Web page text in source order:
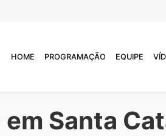
HOME PROGRAMAÇÃO EQUIPE
Santa